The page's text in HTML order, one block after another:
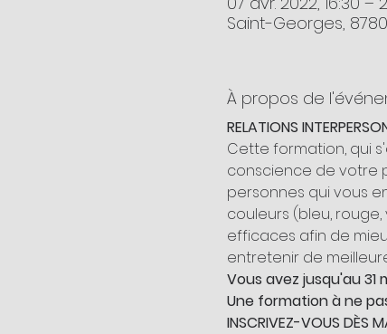
Saint-Georges,
À propos de
RELATIONS
Cette formation, qui
conscience de votre
personnes qui vous
couleurs (bleu,
efficaces afin de
entretenir de
Vous avez jusqu'au 31
Une formation à ne
INSCRIVEZ-VOUS DÈS